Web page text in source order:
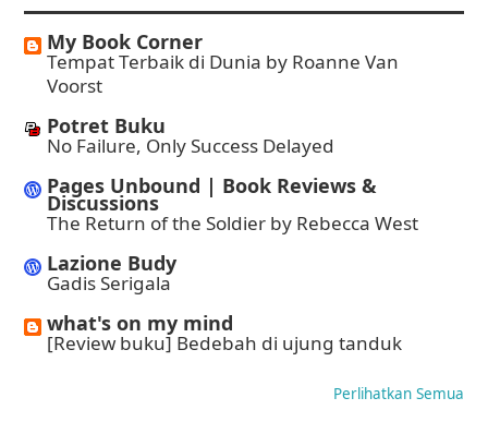
My Book Corner
Tempat Terbaik di Dunia by Roanne Van
Voorst
Potret Buku
No Failure, Only Success Delayed
Pages Unbound | Book Reviews &
Discussions
The Return of the Soldier by Rebecca West
Lazione Budy
Gadis Serigala
what's on my mind
[Review buku] Bedebah di ujung tanduk
Perlihatkan Semua